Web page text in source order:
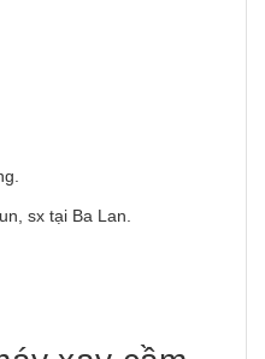
sx tại Ba Lan.